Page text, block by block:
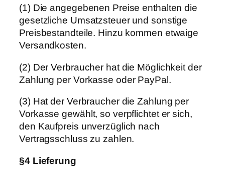
(1) Die angegebenen Preise enthalten die
gesetzliche Umsatzsteuer und sonstige
Preisbestandteile. Hinzu kommen etwaige
Versandkosten.
(2) Der Verbraucher hat die Möglichkeit der
Zahlung per Vorkasse oder PayPal.
(3) Hat der Verbraucher die Zahlung per
Vorkasse gewählt, so verpflichtet er sich,
den Kaufpreis unverzüglich nach
Vertragsschluss zu zahlen.
§4 Lieferung